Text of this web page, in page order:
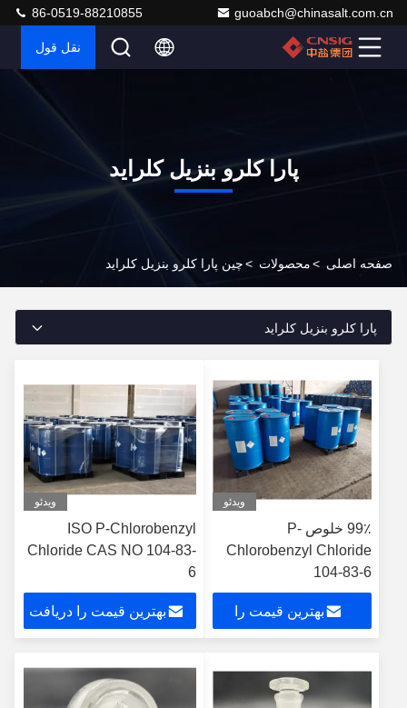
guoabch@chinasalt.com.cn
86-0519-88210855
نقل قول
پارا کلرو بنزیل کلراید
صفحه اصلی >محصولات >چین پارا کلرو بنزیل کلراید
پارا کلرو بنزیل کلراید
ویدئو
99٪ خلوص P-
Chlorobenzyl Chloride
104-83-6
بهترین قیمت را
ویدئو
ISO P-Chlorobenzyl
Chloride CAS NO 104-83-
6
بهترین قیمت را دریافت